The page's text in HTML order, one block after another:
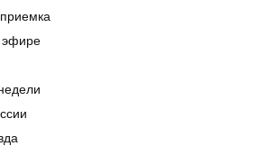
эфире